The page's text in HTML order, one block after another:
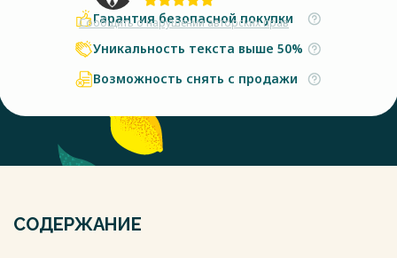
Сообщить о нарушении авторских прав
Гарантия безопасной покупки
Уникальность текста выше 50%
Возможность снять с продажи
СОДЕРЖАНИЕ